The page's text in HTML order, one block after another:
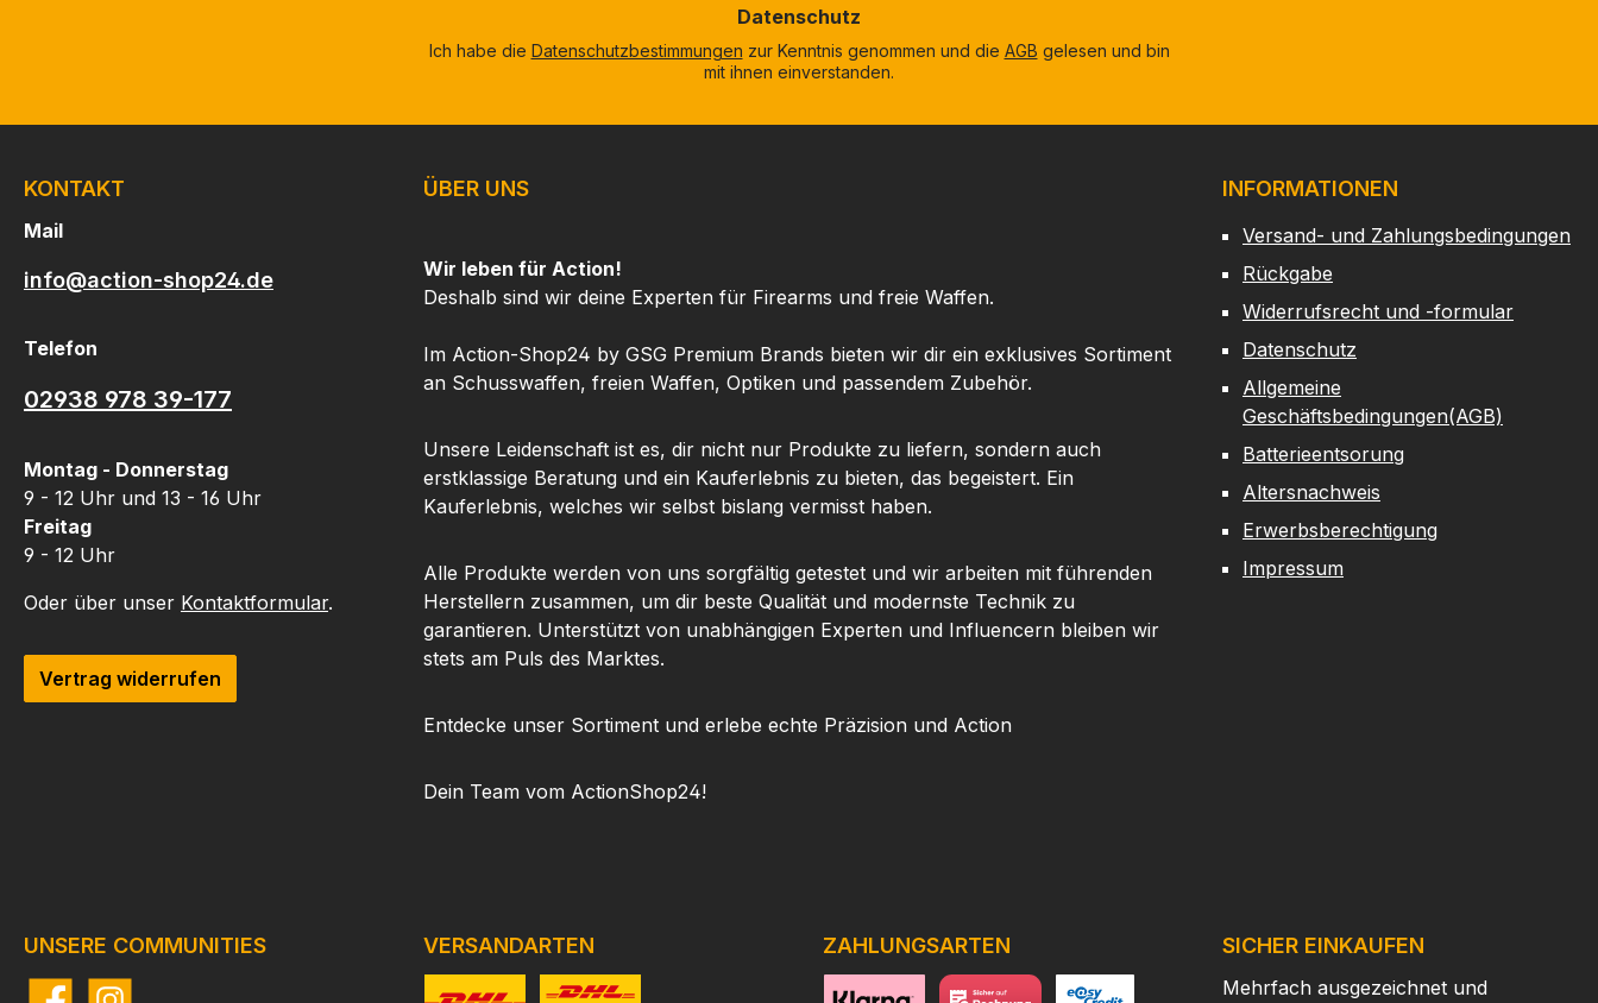
Datenschutz
Ich habe die Datenschutzbestimmungen zur Kenntnis genommen und die AGB gelesen und bin
mit ihnen einverstanden.
ÜBER UNS
Wir leben für Action!
Deshalb sind wir deine Experten für Firearms und freie Waffen.
Im Action-Shop24 by GSG Premium Brands bieten wir dir ein exklusives Sortiment
an Schusswaffen, freien Waffen, Optiken und passendem Zubehör.
Unsere Leidenschaft ist es, dir nicht nur Produkte zu liefern, sondern auch
erstklassige Beratung und ein Kauferlebnis zu bieten, das begeistert. Ein
Kauferlebnis, welches wir selbst bislang vermisst haben.
Alle Produkte werden von uns sorgfältig getestet und wir arbeiten mit führenden
Herstellern zusammen, um dir beste Qualität und modernste Technik zu
garantieren. Unterstützt von unabhängigen Experten und Influencern bleiben wir
stets am Puls des Marktes.
Entdecke unser Sortiment und erlebe echte Präzision und Action
Dein Team vom ActionShop24!
INFORMATIONEN
Versand- und Zahlungsbedingungen
Rückgabe
Widerrufsrecht und -formular
Datenschutz
Allgemeine
Geschäftsbedingungen(AGB)
Batterieentsorung
Altersnachweis
Erwerbsberechtigung
Impressum
KONTAKT
Mail
info@action-shop24.de
Telefon
02938 978 39-177
Montag - Donnerstag
9 - 12 Uhr und 13 - 16 Uhr
Freitag
9 - 12 Uhr
Oder über unser Kontaktformular.
Vertrag widerrufen
UNSERE COMMUNITIES VERSANDARTEN ZAHLUNGSARTEN SICHER EINKAUFEN
Mehrfach ausgezeichnet und